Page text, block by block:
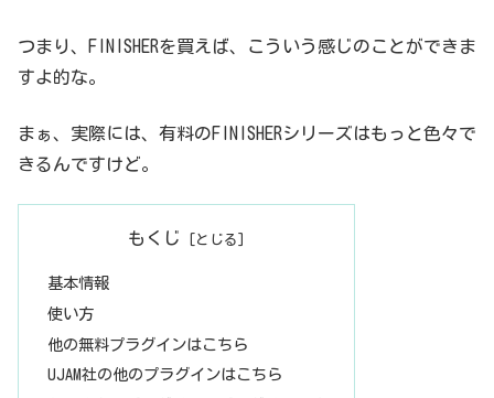
つまり、FINISHERを買えば、こういう感じのことができま
すよ的な。
まぁ、実際には、有料のFINISHERシリーズはもっと色々で
きるんですけど。
もくじ
基本情報
使い方
他の無料プラグインはこちら
UJAM社の他のプラグインはこちら